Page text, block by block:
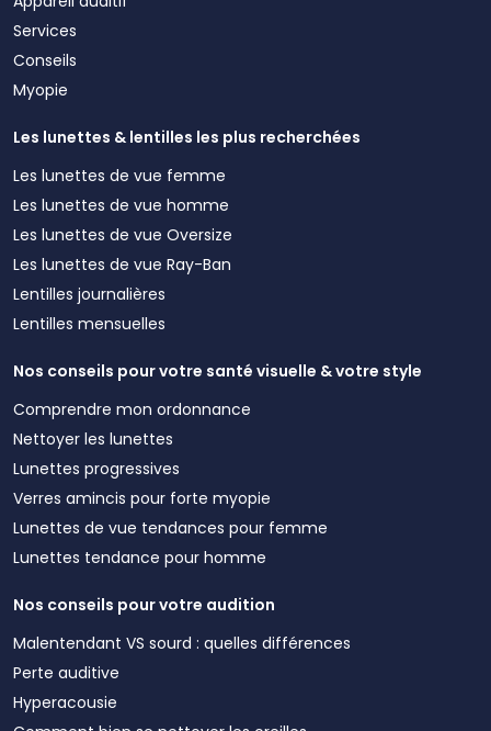
Services
Conseils
Myopie
Les lunettes & lentilles les plus recherchées
Les lunettes de vue femme
Les lunettes de vue homme
Les lunettes de vue Oversize
Les lunettes de vue Ray-Ban
Lentilles journalières
Lentilles mensuelles
Nos conseils pour votre santé visuelle & votre style
Comprendre mon ordonnance
Nettoyer les lunettes
Lunettes progressives
Verres amincis pour forte myopie
Lunettes de vue tendances pour femme
Lunettes tendance pour homme
Nos conseils pour votre audition
Malentendant VS sourd : quelles différences
Perte auditive
Hyperacousie